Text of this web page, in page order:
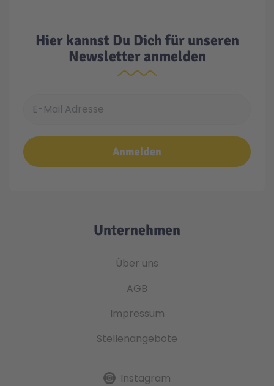
Hier kannst Du Dich für unseren
Newsletter anmelden
Anmelden
Unternehmen
Über uns
AGB
Impressum
Stellenangebote
Instagram